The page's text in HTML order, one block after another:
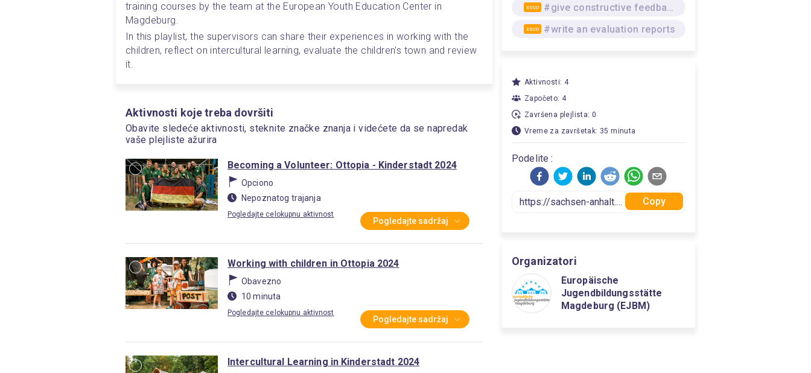
training courses by the team at the European Youth Education Center in
Magdeburg.
In this playlist, the supervisors can share their experiences in working with the
children, reflect on intercultural learning, evaluate the children's town and review
it.
Aktivnosti koje treba dovršiti
Obavite sledeće aktivnosti, steknite značke znanja i videćete da se napredak
vaše plejliste ažurira
Becoming a Volunteer: Ottopia - Kinderstadt 2024
Opciono
Nepoznatog trajanja
Pogledajte celokupnu aktivnost
Pogledajte sadržaj
Working with children in Ottopia 2024
Obavezno
10 minuta
Pogledajte celokupnu aktivnost
Pogledajte sadržaj
Intercultural Learning in Kinderstadt 2024
ESCO #give constructive feedback
ESCO #write an evaluation reports
Aktivnosti: 4
Započeto: 4
Završena plejlista: 0
Vreme za završetak: 35 minuta
Podelite :
Copy
Organizatori
Europäische
Jugendbildungsstätte
Magdeburg (EJBM)